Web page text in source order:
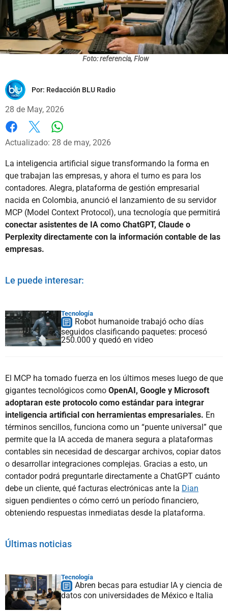
Foto: referencia, Flow
Por: Redacción BLU Radio
28 de May, 2026
Facebook
X
Actualizado: 28 de may, 2026
La inteligencia artificial sigue transformando la forma en
que trabajan las empresas, y ahora el turno es para los
contadores. Alegra, plataforma de gestión empresarial
nacida en Colombia, anunció el lanzamiento de su servidor
MCP (Model Context Protocol), una tecnología que permitirá
conectar asistentes de IA como ChatGPT, Claude o
Perplexity directamente con la información contable de las
empresas.
Le puede interesar:
Tecnología
Robot humanoide trabajó ocho días
seguidos clasificando paquetes: procesó
250.000 y quedó en video
El MCP ha tomado fuerza en los últimos meses luego de que
gigantes tecnológicos como OpenAI, Google y Microsoft
adoptaran este protocolo como estándar para integrar
inteligencia artificial con herramientas empresariales. En
términos sencillos, funciona como un “puente universal” que
permite que la IA acceda de manera segura a plataformas
contables sin necesidad de descargar archivos, copiar datos
o desarrollar integraciones complejas. Gracias a esto, un
contador podrá preguntarle directamente a ChatGPT cuánto
debe un cliente, qué facturas electrónicas ante la Dian
siguen pendientes o cómo cerró un período financiero,
obteniendo respuestas inmediatas desde la plataforma.
Últimas noticias
Tecnología
Abren becas para estudiar IA y ciencia de
datos con universidades de México e Italia